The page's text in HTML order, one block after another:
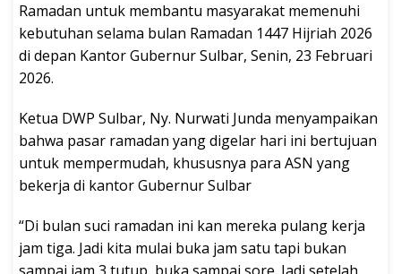
Ramadan untuk membantu masyarakat memenuhi
kebutuhan selama bulan Ramadan 1447 Hijriah 2026
di depan Kantor Gubernur Sulbar, Senin, 23 Februari
2026.
Ketua DWP Sulbar, Ny. Nurwati Junda menyampaikan
bahwa pasar ramadan yang digelar hari ini bertujuan
untuk mempermudah, khususnya para ASN yang
bekerja di kantor Gubernur Sulbar
“Di bulan suci ramadan ini kan mereka pulang kerja
jam tiga. Jadi kita mulai buka jam satu tapi bukan